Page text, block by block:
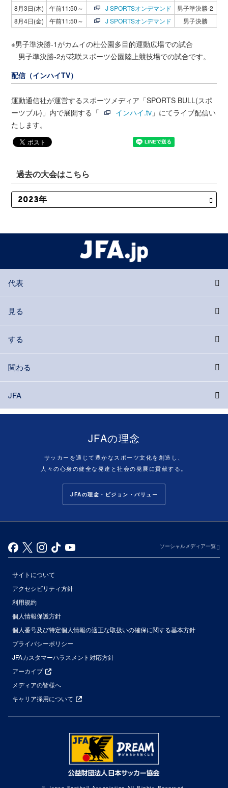
8月3日(木)
午前11:50～ J SPORTSオンデマンド 男子準決勝-2
8月4日(金)
午前11:50～ J SPORTSオンデマンド 男子決勝
※男子準決勝-1がカムイの杜公園多目的運動広場での試合
男子準決勝-2が花咲スポーツ公園陸上競技場での試合です。
配信（インハイTV）
運動通信社が運営するスポーツメディア「SPORTS BULL(スポ
ーツブル)」内で展開する「
インハイ.tv 」にてライブ配信い
たします。
過去の大会はこちら
代表
見る
する
関わる
JFA
JFAの理念
サッカーを通じて豊かなスポーツ文化を創造し、
人々の心身の健全な発達と社会の発展に貢献する。
JFAの理念・ビジョン・バリュー
ソーシャルメディア一覧
サイトについて
アクセシビリティ方針
利用規約
個人情報保護方針
個人番号及び特定個人情報の適正な取扱いの確保に関する基本方針
プライバシーポリシー
JFAカスタマーハラスメント対応方針
アーカイブ
メディアの皆様へ
キャリア採用について